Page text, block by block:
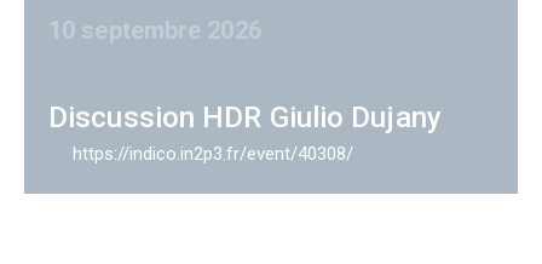
10 septembre 2026
Discussion HDR Giulio Dujany
https://indico.in2p3.fr/event/40308/